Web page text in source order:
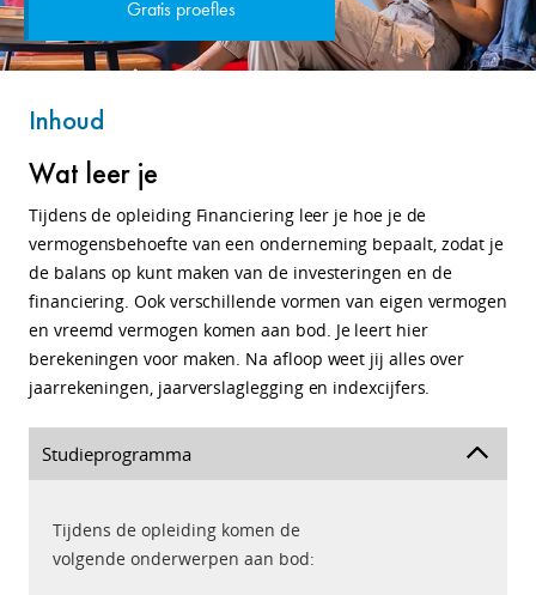
Gratis proefles
Inhoud
Wat leer je
Tijdens de opleiding Financiering leer je hoe je de
vermogensbehoefte van een onderneming bepaalt, zodat je
de balans op kunt maken van de investeringen en de
financiering. Ook verschillende vormen van eigen vermogen
en vreemd vermogen komen aan bod. Je leert hier
berekeningen voor maken. Na afloop weet jij alles over
jaarrekeningen, jaarverslaglegging en indexcijfers.
Studieprogramma
Tijdens de opleiding komen de
volgende onderwerpen aan bod: